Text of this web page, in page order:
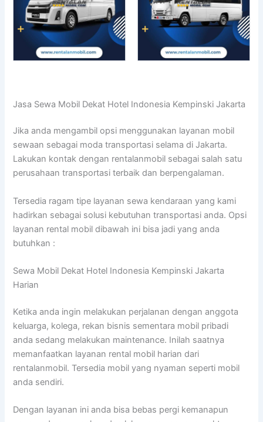
Jasa Sewa Mobil Dekat Hotel Indonesia Kempinski Jakarta
Jika anda mengambil opsi menggunakan layanan mobil
sewaan sebagai moda transportasi selama di Jakarta.
Lakukan kontak dengan rentalanmobil sebagai salah satu
perusahaan transportasi terbaik dan berpengalaman.
Tersedia ragam tipe layanan sewa kendaraan yang kami
hadirkan sebagai solusi kebutuhan transportasi anda. Opsi
layanan rental mobil dibawah ini bisa jadi yang anda
butuhkan :
Sewa Mobil Dekat Hotel Indonesia Kempinski Jakarta
Harian
Ketika anda ingin melakukan perjalanan dengan anggota
keluarga, kolega, rekan bisnis sementara mobil pribadi
anda sedang melakukan maintenance. Inilah saatnya
memanfaatkan layanan rental mobil harian dari
rentalanmobil. Tersedia mobil yang nyaman seperti mobil
anda sendiri.
Dengan layanan ini anda bisa bebas pergi kemanapun